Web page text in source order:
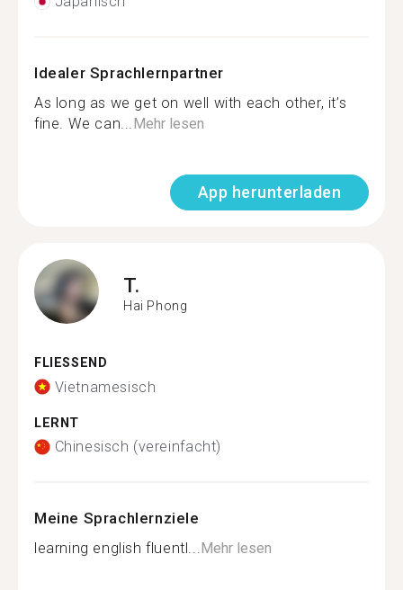
Idealer Sprachlernpartner
As long as we get on well with each other, it’s
fine. We can...Mehr lesen
App herunterladen
T.
Hai Phong
FLIESSEND
Vietnamesisch
LERNT
Chinesisch (vereinfacht)
Meine Sprachlernziele
learning english fluentl...Mehr lesen